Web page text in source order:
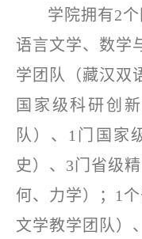
学院拥有2
语言文学、数学
学团队（藏汉双
国家级科研创
队）、1门国家
史）、3门省级
何、力学）；1
文学教学团队）